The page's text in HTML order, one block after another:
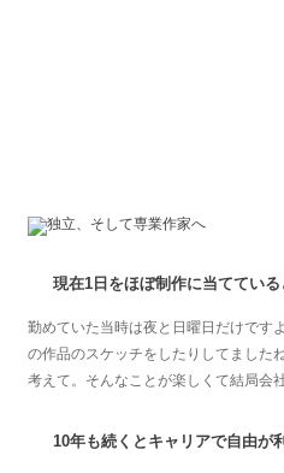
現在1日をほぼ制作に当ててい
勤めていた当時は夜と日曜日だけです
の作品のスケッチをしたりしてました
考えて。そんなことが楽しくて結局会
10年も続くとキャリアで自由が